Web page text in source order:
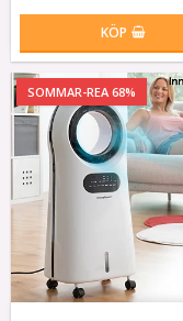
KÖP
SOMMAR-REA 68%